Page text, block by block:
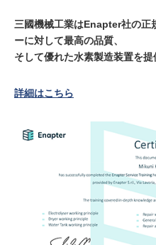
三國機械工業はEnapter社の正
ーに対して最高の品質、
そして優れた水素製造装置を提
詳細はこちら